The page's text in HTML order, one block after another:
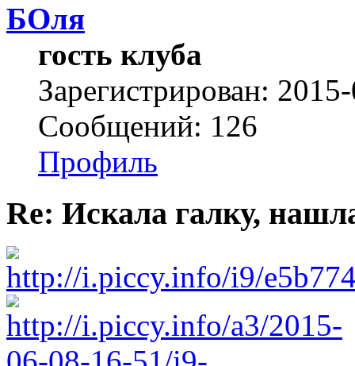
БОля
гость клуба
Зарегистрирован:
Сообщений: 126
Профиль
Re: Искала галку,